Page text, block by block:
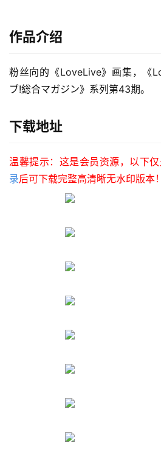
作品介绍
粉丝向的《LoveLive》画集，《
ブ!総合マガジン》系列第43期。
下载地址
温馨提示：这是会员资源，以下
录后可下载完整高清晰无水印版本！